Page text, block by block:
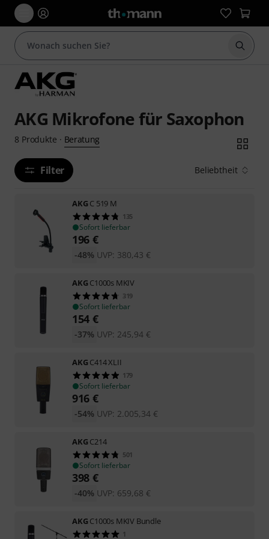
Suche
AKG Mikrofone für Saxophon
8 Produkte · Beratung
Filter Beliebtheit
AKGC 519 M
135
Sofort lieferbar
196 €
UVP: 380,43 €
-48%
AKGC1000s MKIV
319
Sofort lieferbar
154 €
UVP: 245,94 €
-37%
AKGC414 XLII
179
Sofort lieferbar
916 €
UVP: 2.005,34 €
-54%
AKGC214
501
Sofort lieferbar
398 €
UVP: 659,68 €
-40%
AKGC1000s MKIV Bundle
1